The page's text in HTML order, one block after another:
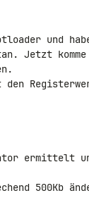
und
Jetzt
ermittelt
500Kb